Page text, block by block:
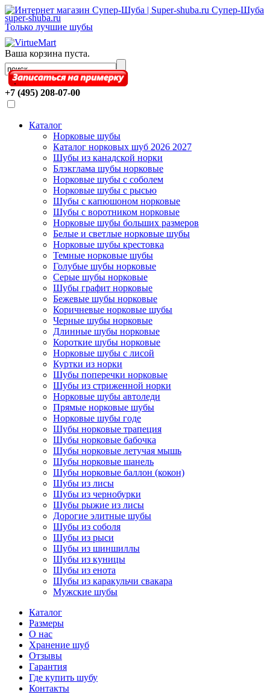
Супер-Шуба
super-shuba.ru
Только лучшие шубы
Ваша корзина пуста.
.
+7 (495) 208-07-00
Каталог
Норковые шубы
Каталог норковых шуб 2026 2027
Шубы из канадской норки
Блэкглама шубы норковые
Норковые шубы с соболем
Норковые шубы с рысью
Шубы с капюшоном норковые
Шубы с воротником норковые
Норковые шубы больших размеров
Белые и светлые норковые шубы
Норковые шубы крестовка
Темные норковые шубы
Голубые шубы норковые
Серые шубы норковые
Шубы графит норковые
Бежевые шубы норковые
Коричневые норковые шубы
Черные шубы норковые
Длинные шубы норковые
Короткие шубы норковые
Норковые шубы с лисой
Куртки из норки
Шубы поперечки норковые
Шубы из стриженной норки
Норковые шубы автоледи
Прямые норковые шубы
Норковые шубы годе
Шубы норковые трапеция
Шубы норковые бабочка
Шубы норковые летучая мышь
Шубы норковые шанель
Шубы норковые баллон (кокон)
Шубы из лисы
Шубы из чернобурки
Шубы рыжие из лисы
Дорогие элитные шубы
Шубы из соболя
Шубы из рыси
Шубы из шиншиллы
Шубы из куницы
Шубы из енота
Шубы из каракульчи свакара
Мужские шубы
Каталог
Размеры
О нас
Хранение шуб
Отзывы
Гарантия
Где купить шубу
Контакты